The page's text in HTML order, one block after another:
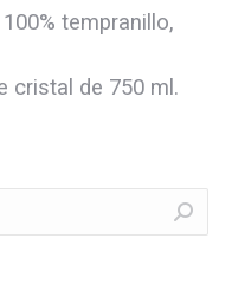
tempranillo,
cristal de 750 ml.